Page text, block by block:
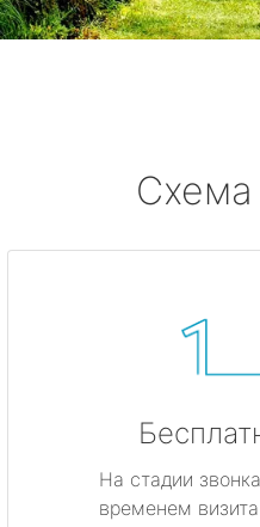
Смолячково
Высоцк
На стадии
временем